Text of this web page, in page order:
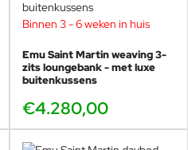
/ voetenbankdé ideale
rommelig wordt
Binnen 3 - 6 weken in huis
Emu Saint Martin weaving 3-
zits loungebank - met luxe
buitenkussens
€4.280,00